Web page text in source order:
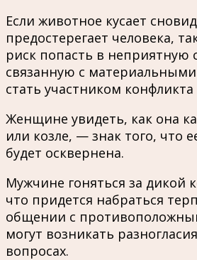
Если животное кусает
предостерегает человека,
риск попасть в неприятную
связанную с
стать участником
Женщине увидеть, как она
или козле, — знак того, что
будет осквернена.
Мужчине гоняться за дикой
что придется набраться
общении с
могут возникать
вопросах.